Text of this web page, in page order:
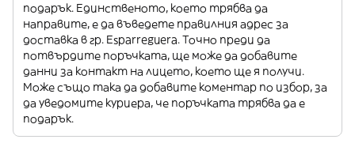
подарък. Единственото, което трябва да
направите, е да въведете правилния адрес за
доставка в гр. Esparreguera. Точно преди да
потвърдите поръчката, ще може да добавите
данни за контакт на лицето, което ще я получи.
Може също така да добавите коментар по избор, за
да уведомите куриера, че поръчката трябва да е
подарък.